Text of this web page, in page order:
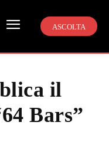
ASCOLTA
il
Bars”